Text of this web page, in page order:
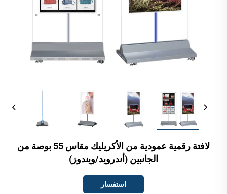
لافتة رقمية عمودية من الأكريليك مقاس 55 بوصة من
الجانبين (أندرويد/ويندوز)
استفسار